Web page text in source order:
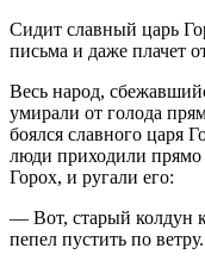
Сидит славный царь
письма и даже плачет
Весь народ,
умирали от голода
боялся славного царя
люди приходили прямо
Горох, и ругали его:
— Вот, старый колдун
пепел пустить по